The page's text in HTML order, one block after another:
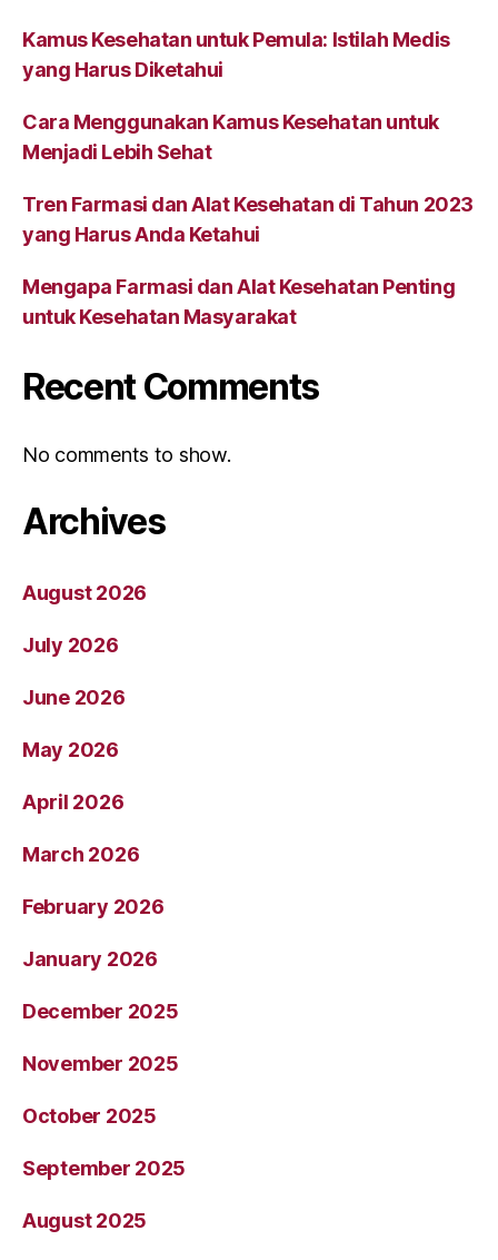
Kamus Kesehatan untuk Pemula: Istilah Medis
yang Harus Diketahui
Cara Menggunakan Kamus Kesehatan untuk
Menjadi Lebih Sehat
Tren Farmasi dan Alat Kesehatan di Tahun 2023
yang Harus Anda Ketahui
Mengapa Farmasi dan Alat Kesehatan Penting
untuk Kesehatan Masyarakat
Recent Comments
No comments to show.
Archives
August 2026
July 2026
June 2026
May 2026
April 2026
March 2026
February 2026
January 2026
December 2025
November 2025
October 2025
September 2025
August 2025